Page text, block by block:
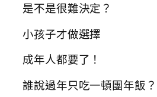
是不是很難決定？
小孩子才做選擇
成年人都要了！
誰說過年只吃一頓團年飯？